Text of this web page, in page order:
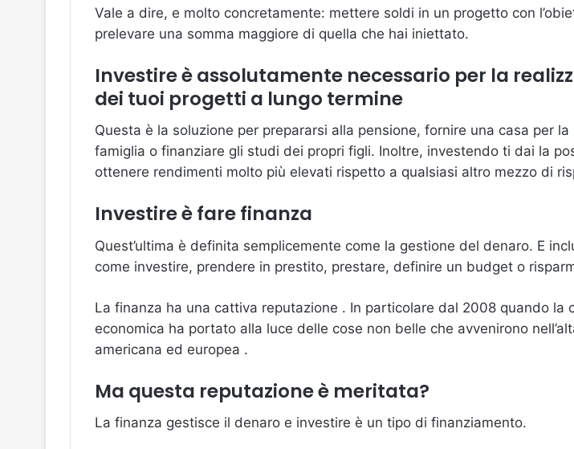
Vale a dire, e molto concretamente: mettere soldi in un progetto con
prelevare una somma maggiore di quella che hai iniettato.
Investire è assolutamente necessario per la
dei tuoi progetti a lungo termine
Questa è la soluzione per prepararsi alla pensione, fornire una casa per la
famiglia o finanziare gli studi dei propri figli. Inoltre, investendo ti dai la
ottenere rendimenti molto più elevati rispetto a qualsiasi altro mezzo di
Investire è fare finanza
Quest’ultima è definita semplicemente come la gestione del denaro. E
come investire, prendere in prestito, prestare, definire un budget o
La finanza ha una cattiva reputazione . In particolare dal 2008 quando la
economica ha portato alla luce delle cose non belle che avvenirono
americana ed europea .
Ma questa reputazione è meritata?
La finanza gestisce il denaro e investire è un tipo di finanziamento.